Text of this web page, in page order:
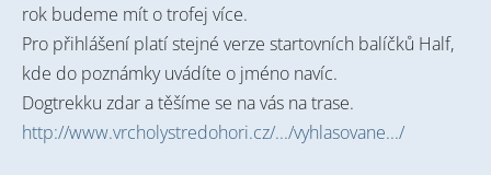
rok budeme mít o trofej více.
Pro přihlášení platí stejné verze startovních balíčků Half,
kde do poznámky uvádíte o jméno navíc.
Dogtrekku zdar a těšíme se na vás na trase.
http://www.vrcholystredohori.cz/.../vyhlasovane.../